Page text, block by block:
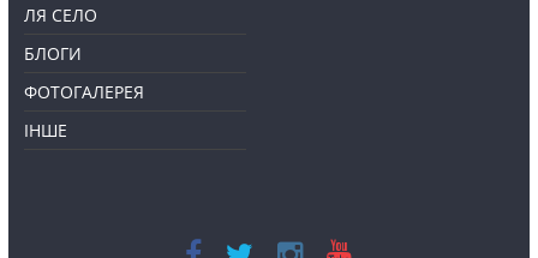
ЛЯ СЕЛО
БЛОГИ
ФОТОГАЛЕРЕЯ
ІНШЕ